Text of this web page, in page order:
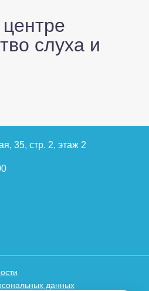
слуха и
35, стр. 2, этаж 2
данных